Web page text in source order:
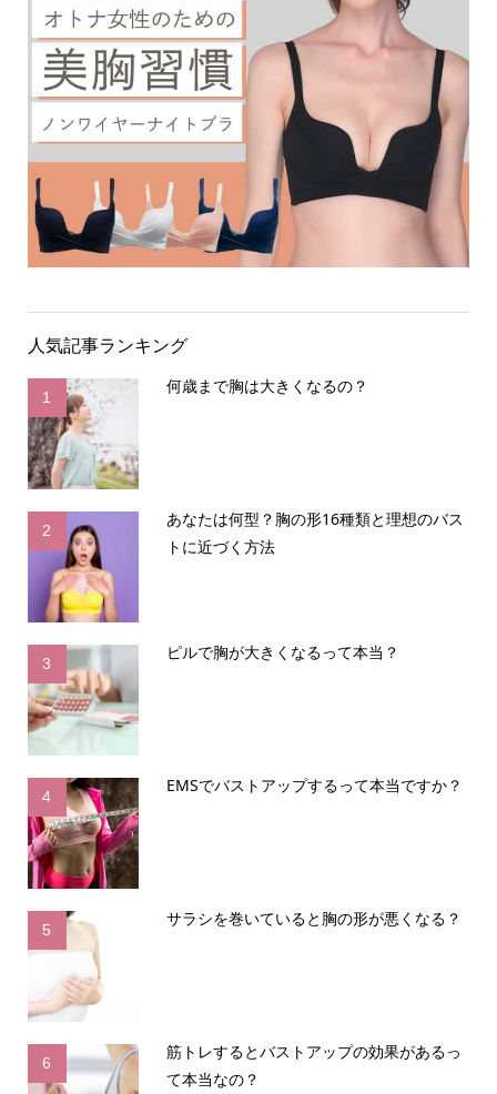
人気記事ランキング
1
何歳まで胸は大きくなるの？
2
あなたは何型？胸の形16種類と理想のバス
トに近づく方法
3
ピルで胸が大きくなるって本当？
4
EMSでバストアップするって本当ですか？
5
サラシを巻いていると胸の形が悪くなる？
6
筋トレするとバストアップの効果があるっ
て本当なの？